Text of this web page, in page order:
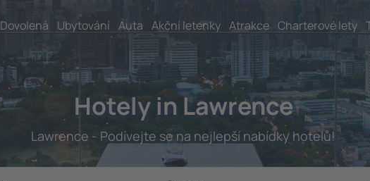
Dovolená Ubytování Auta Akční letenky Atrakce Charterové lety
Hotely in Lawrence
Lawrence - Podívejte se na nejlepší nabídky hotelů!